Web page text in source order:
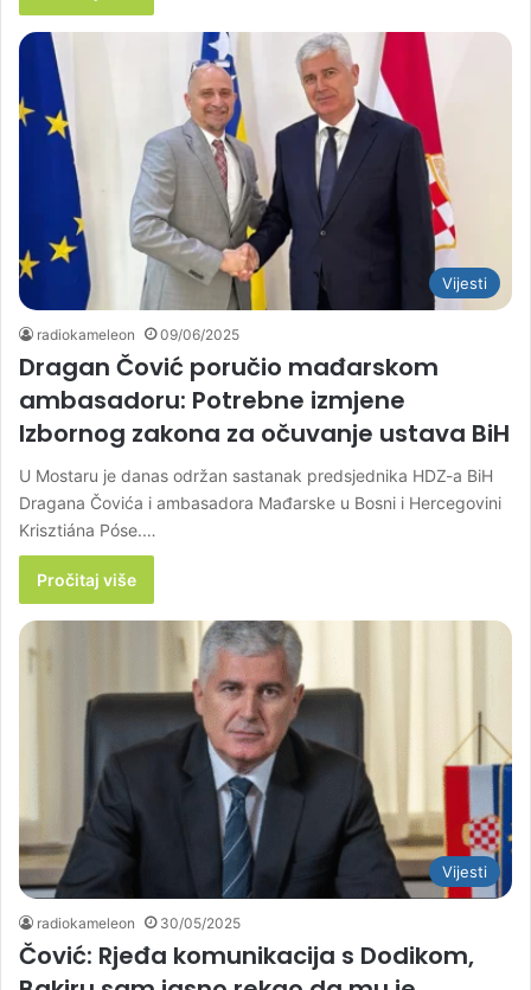
Vijesti
radiokameleon 09/06/2025
Dragan Čović poručio mađarskom
ambasadoru: Potrebne izmjene
Izbornog zakona za očuvanje ustava BiH
U Mostaru je danas održan sastanak predsjednika HDZ-a BiH
Dragana Čovića i ambasadora Mađarske u Bosni i Hercegovini
Krisztiána Póse.…
Pročitaj više
Vijesti
radiokameleon 30/05/2025
Čović: Rjeđa komunikacija s Dodikom,